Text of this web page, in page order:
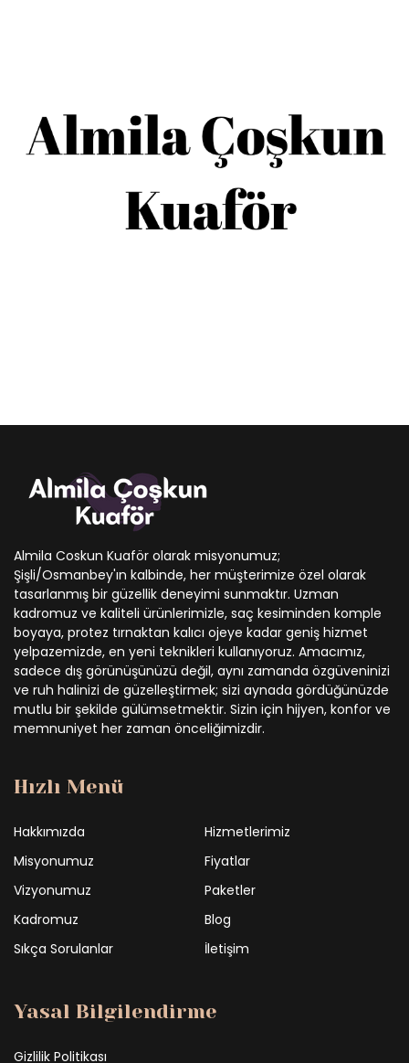
Almila Coskun Kuaför olarak misyonumuz;
Şişli/Osmanbey'ın kalbinde, her müşterimize özel olarak
tasarlanmış bir güzellik deneyimi sunmaktır. Uzman
kadromuz ve kaliteli ürünlerimizle, saç kesiminden komple
boyaya, protez tırnaktan kalıcı ojeye kadar geniş hizmet
yelpazemizde, en yeni teknikleri kullanıyoruz. Amacımız,
sadece dış görünüşünüzü değil, aynı zamanda özgüveninizi
ve ruh halinizi de güzelleştirmek; sizi aynada gördüğünüzde
mutlu bir şekilde gülümsetmektir. Sizin için hijyen, konfor ve
memnuniyet her zaman önceliğimizdir.
Hızlı Menü
Hakkımızda
Hizmetlerimiz
Misyonumuz
Fiyatlar
Vizyonumuz
Paketler
Kadromuz
Blog
Sıkça Sorulanlar
İletişim
Yasal Bilgilendirme
Gizlilik Politikası